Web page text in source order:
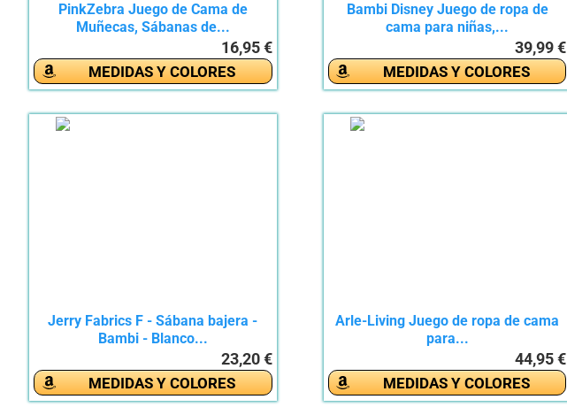
PinkZebra Juego de Cama de
Muñecas, Sábanas de...
16,95 €
MEDIDAS Y COLORES
Bambi Disney Juego de ropa de
cama para niñas,...
39,99 €
MEDIDAS Y COLORES
Jerry Fabrics F - Sábana bajera -
Bambi - Blanco...
23,20 €
MEDIDAS Y COLORES
Arle-Living Juego de ropa de cama
para...
44,95 €
MEDIDAS Y COLORES